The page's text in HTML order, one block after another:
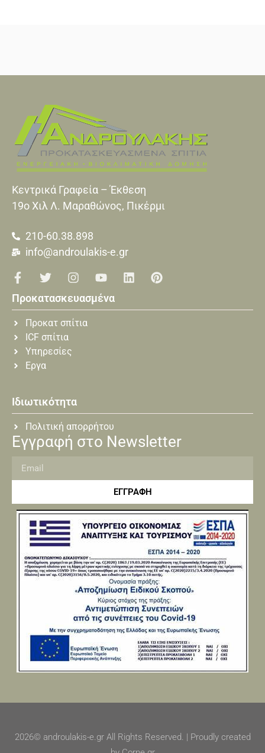
Κεντρικά Γραφεία – Έκθεση
19o Xιλ Λ. Μαραθώνος, Πικέρμι
210-60.38.898
info@androulakis-e.gr
Προκατασκευασμένα
Προκατ σπίτια
ICF σπίτια
Υπηρεσίες
Εργα
Ιδιωτικότητα
Πολιτική απορρήτου
Εγγραφή στο Newsletter
ΕΓΓΡΑΦΗ
2026© androulakis-e.gr All Rights Reserved. | Proudly created